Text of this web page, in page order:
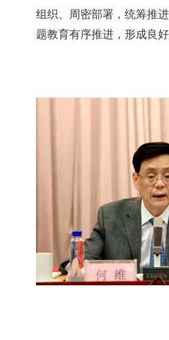
组织、周密部署，统筹推
题教育有序推进，形成良好